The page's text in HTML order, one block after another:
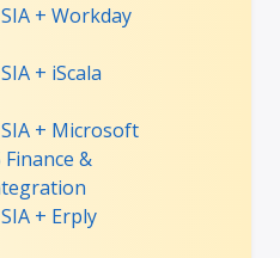
+ Workday
+ iScala
+ Microsoft
&
+ Erply